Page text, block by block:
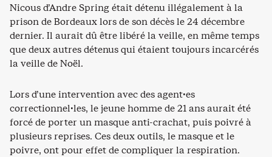
Nicous d’Andre Spring était détenu illégalement à la
prison de Bordeaux lors de son décès le 24 décembre
dernier. Il aurait dû être libéré la veille, en même temps
que deux autres détenus qui étaient toujours incarcérés
la veille de Noël.
Lors d’une intervention avec des agent·es
correctionnel·les, le jeune homme de 21 ans aurait été
forcé de porter un masque anti-crachat, puis poivré à
plusieurs reprises. Ces deux outils, le masque et le
poivre, ont pour effet de compliquer la respiration.